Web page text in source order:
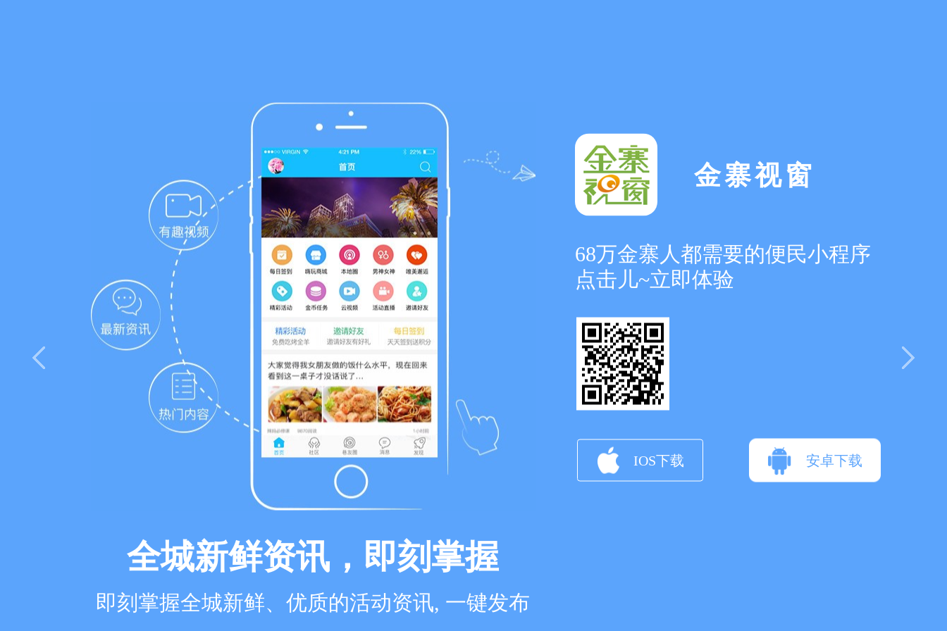
全城新鲜资讯，即刻掌握
即刻掌握全城新鲜、优质的活动资讯, 一键发布
金寨视窗
68万金寨人都需要的便民小程序
点击儿~立即体验
IOS下载 安卓下载